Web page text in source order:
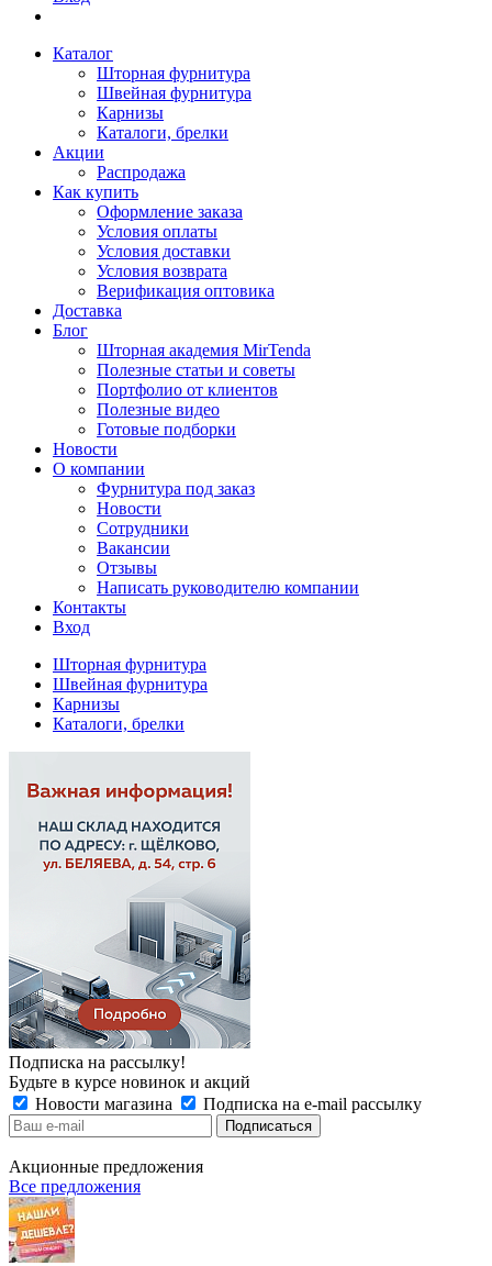
Каталог
Шторная фурнитура
Швейная фурнитура
Карнизы
Каталоги, брелки
Акции
Распродажа
Как купить
Оформление заказа
Условия оплаты
Условия доставки
Условия возврата
Верификация оптовика
Доставка
Блог
Шторная академия MirTenda
Полезные статьи и советы
Портфолио от клиентов
Полезные видео
Готовые подборки
Новости
О компании
Фурнитура под заказ
Новости
Сотрудники
Вакансии
Отзывы
Написать руководителю компании
Контакты
Вход
Шторная фурнитура
Швейная фурнитура
Карнизы
Каталоги, брелки
Подписка на рассылку!
Будьте в курсе новинок и акций
Новости магазина
Подписка на e-mail рассылку
Акционные предложения
Все предложения